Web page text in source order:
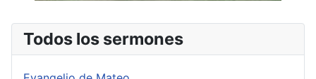
Todos los sermones